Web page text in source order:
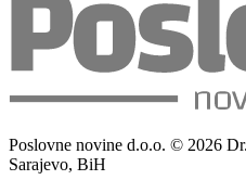
Poslovne novine d.o.o. © 2026
Sarajevo, BiH